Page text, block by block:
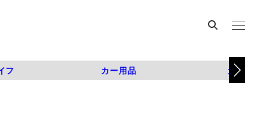
フ カー用品 カスタム